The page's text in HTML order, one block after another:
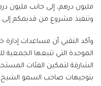
مليون درهم، إلى جانب مليون
وتنفيذ مشروع من قديمكم إلى
وأكد النقبي أن مساعدات
الموحدة التي تتبعها الجمعية
الشارقة لتمكين الفئات
بتوجيهات صاحب السمو